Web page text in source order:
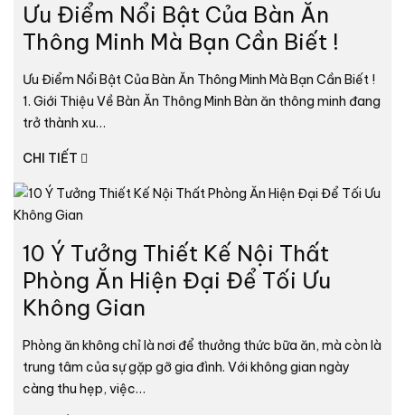
Ưu Điểm Nổi Bật Của Bàn Ăn
Thông Minh Mà Bạn Cần Biết !
Ưu Điểm Nổi Bật Của Bàn Ăn Thông Minh Mà Bạn Cần Biết !
1. Giới Thiệu Về Bàn Ăn Thông Minh Bàn ăn thông minh đang
trở thành xu…
CHI TIẾT
10 Ý Tưởng Thiết Kế Nội Thất
Phòng Ăn Hiện Đại Để Tối Ưu
Không Gian
Phòng ăn không chỉ là nơi để thưởng thức bữa ăn, mà còn là
trung tâm của sự gặp gỡ gia đình. Với không gian ngày
càng thu hẹp, việc…